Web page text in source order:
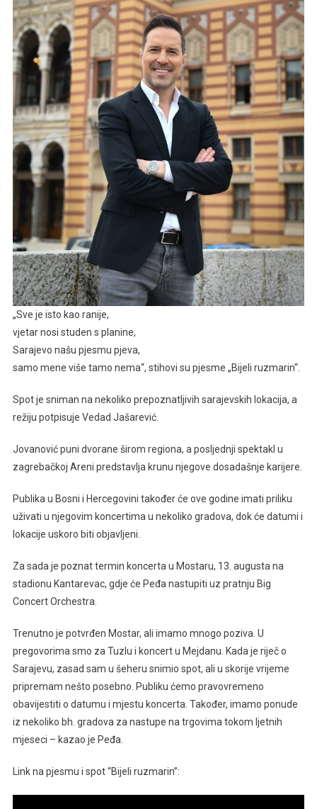
„Sve je isto kao ranije,
vjetar nosi studen s planine,
Sarajevo našu pjesmu pjeva,
samo mene više tamo nema“, stihovi su pjesme „Bijeli ruzmarin“.
Spot je sniman na nekoliko prepoznatljivih sarajevskih lokacija, a
režiju potpisuje Vedad Jašarević.
Jovanović puni dvorane širom regiona, a posljednji spektakl u
zagrebačkoj Areni predstavlja krunu njegove dosadašnje karijere.
Publika u Bosni i Hercegovini također će ove godine imati priliku
uživati u njegovim koncertima u nekoliko gradova, dok će datumi i
lokacije uskoro biti objavljeni.
Za sada je poznat termin koncerta u Mostaru, 13. augusta na
stadionu Kantarevac, gdje će Peđa nastupiti uz pratnju Big
Concert Orchestra.
Trenutno je potvrđen Mostar, ali imamo mnogo poziva. U
pregovorima smo za Tuzlu i koncert u Mejdanu. Kada je riječ o
Sarajevu, zasad sam u šeheru snimio spot, ali u skorije vrijeme
pripremam nešto posebno. Publiku ćemo pravovremeno
obavijestiti o datumu i mjestu koncerta. Također, imamo ponude
iz nekoliko bh. gradova za nastupe na trgovima tokom ljetnih
mjeseci – kazao je Peđa.
Link na pjesmu i spot “Bijeli ruzmarin”: